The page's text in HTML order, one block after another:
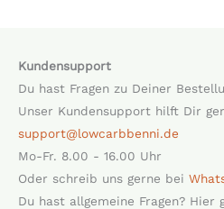
Kundensupport
Du hast Fragen zu Deiner
Unser Kundensupport hilft Dir
support@lowcarbbenni.de
Mo-Fr. 8.00 - 16.00 Uhr
Oder schreib uns gerne bei
Du hast allgemeine Fragen? Hier